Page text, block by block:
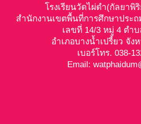
โรงเรียนวัดไผ่ดำ(กัลยาพิ
สำนักงานเขตพื้นที่การศึกษาประถ
เลขที่ 14/3 หมู่ 4 ตำ
อำเภอบางน้ำเปรี้ยว จัง
เบอร์โทร. 038-
Email: